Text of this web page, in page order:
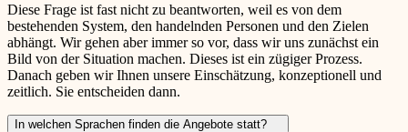
Diese Frage ist fast nicht zu beantworten, weil es von dem
bestehenden System, den handelnden Personen und den Zielen
abhängt. Wir gehen aber immer so vor, dass wir uns zunächst ein
Bild von der Situation machen. Dieses ist ein zügiger Prozess.
Danach geben wir Ihnen unsere Einschätzung, konzeptionell und
zeitlich. Sie entscheiden dann.
In welchen Sprachen finden die Angebote statt?